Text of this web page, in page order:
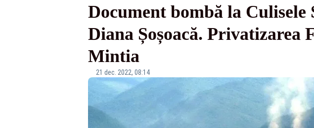
Document bombă la
Diana Șoșoacă. Privatizarea
Mintia
21 dec. 2022, 08:14